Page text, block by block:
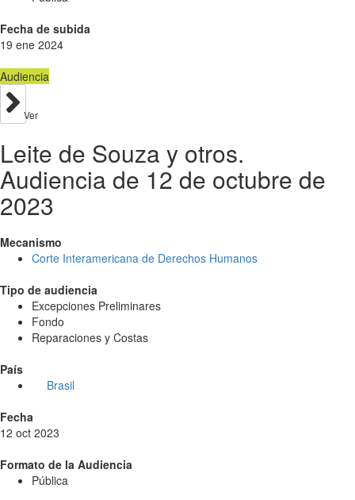
Fecha de subida
19 ene 2024
Audiencia
Ver
Leite de Souza y otros.
Audiencia de 12 de octubre de
2023
Mecanismo
Corte Interamericana de Derechos Humanos
Tipo de audiencia
Excepciones Preliminares
Fondo
Reparaciones y Costas
País
Brasil
Fecha
12 oct 2023
Formato de la Audiencia
Pública